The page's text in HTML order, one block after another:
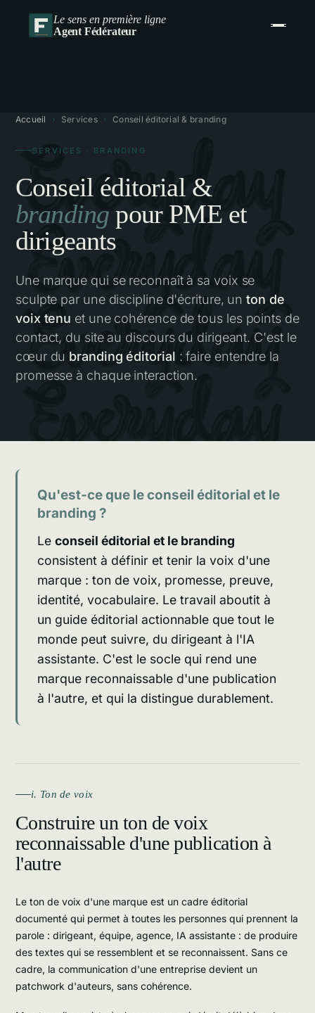
Le sens en première ligne
Agent Fédérateur
Accueil › Services › Conseil éditorial & branding
SERVICES · BRANDING
Conseil éditorial &
branding pour PME et
dirigeants
Une marque qui se reconnaît à sa voix se
sculpte par une discipline d'écriture, unton de
voix tenu et une cohérence de tous les points de
contact, du site au discours du dirigeant. C'est le
cœur du branding éditorial : faire entendre la
promesse à chaque interaction.
Qu'est-ce que le conseil éditorial et le
branding ?
Le conseil éditorial et le branding
consistent à définir et tenir la voix d'une
marque : ton de voix, promesse, preuve,
identité, vocabulaire. Le travail aboutit à
un guide éditorial actionnable que tout le
monde peut suivre, du dirigeant à l'IA
assistante. C'est le socle qui rend une
marque reconnaissable d'une publication
à l'autre, et qui la distingue durablement.
i. Ton de voix
Construire un ton de voix
reconnaissable d'une publication à
l'autre
Le ton de voix d'une marque est un cadre éditorial
documenté qui permet à toutes les personnes qui prennent la
parole : dirigeant, équipe, agence, IA assistante : de produire
des textes qui se ressemblent et se reconnaissent. Sans ce
cadre, la communication d'une entreprise devient un
patchwork d'auteurs, sans cohérence.